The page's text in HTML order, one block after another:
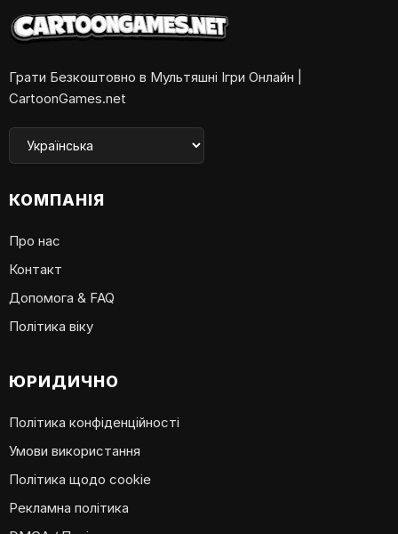
Грати Безкоштовно в Мультяшні Ігри Онлайн |
CartoonGames.net
КОМПАНІЯ
Про нас
Контакт
Допомога & FAQ
Політика віку
ЮРИДИЧНО
Політика конфіденційності
Умови використання
Політика щодо cookie
Рекламна політика